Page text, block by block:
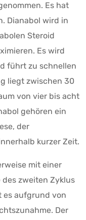
Es hat
Dianabol wird in
Steroid
Es wird
führt zu schnellen
liegt zwischen 30
von vier bis acht
gehören ein
der
kurzer Zeit.
mit einer
des zweiten Zyklus
es aufgrund von
Der